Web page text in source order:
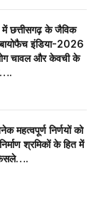
में छत्तीसगढ़ के जैविक
बायोफैच इंडिया-2026
चावल और केवची के
महत्वपूर्ण निर्णयों को
श्रमिकों के हित में
फैसले….